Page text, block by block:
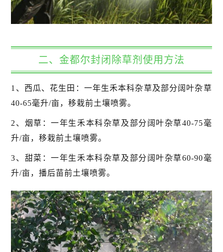
二、金都尔封闭除草剂使用方法
1、西瓜、花生田：一年生禾本科杂草及部分阔叶杂草
40-65毫升/亩，移栽前土壤喷雾。
2、烟草：一年生禾本科杂草及部分阔叶杂草40-75毫
升/亩，移栽前土壤喷雾。
3、甜菜：一年生禾本科杂草及部分阔叶杂草60-90毫
升/亩，播后苗前土壤喷雾。